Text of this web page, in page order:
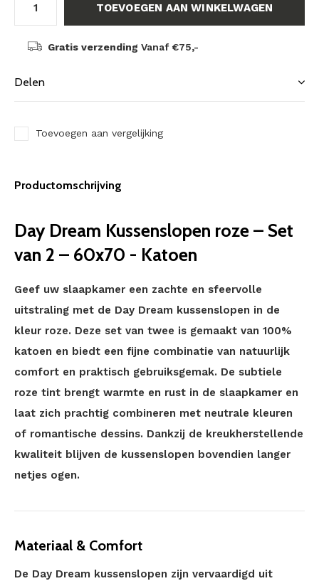
TOEVOEGEN AAN WINKELWAGEN
Gratis verzending Vanaf €75,-
Delen
Toevoegen aan vergelijking
Productomschrijving
Day Dream Kussenslopen roze – Set
van 2 – 60x70 - Katoen
Geef uw slaapkamer een zachte en sfeervolle
uitstraling met de Day Dream kussenslopen in de
kleur roze. Deze set van twee is gemaakt van 100%
katoen en biedt een fijne combinatie van natuurlijk
comfort en praktisch gebruiksgemak. De subtiele
roze tint brengt warmte en rust in de slaapkamer en
laat zich prachtig combineren met neutrale kleuren
of romantische dessins. Dankzij de kreukherstellende
kwaliteit blijven de kussenslopen bovendien langer
netjes ogen.
Materiaal & Comfort
De Day Dream kussenslopen zijn vervaardigd uit